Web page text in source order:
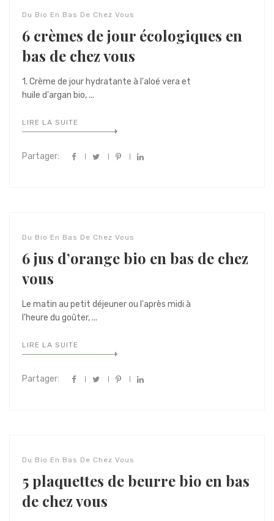
Du Bio En Bas De Chez Vous
6 crèmes de jour écologiques en
bas de chez vous
1. Crème de jour hydratante à l'aloé vera et
huile d'argan bio, ...
LIRE LA SUITE
Partager:
Du Bio En Bas De Chez Vous
6 jus d’orange bio en bas de chez
vous
Le matin au petit déjeuner ou l'après midi à
l'heure du goûter, ...
LIRE LA SUITE
Partager:
Du Bio En Bas De Chez Vous
5 plaquettes de beurre bio en bas
de chez vous